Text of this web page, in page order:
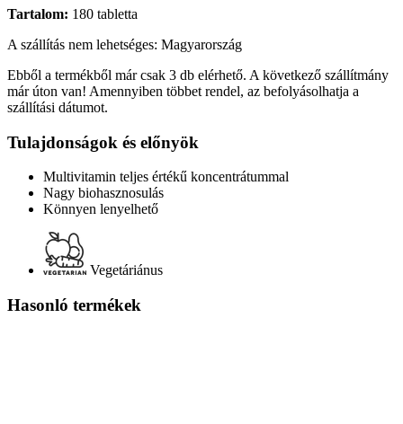
Tartalom: 180 tabletta
A szállítás nem lehetséges: Magyarország
Ebből a termékből már csak 3 db elérhető. A következő szállítmány
már úton van! Amennyiben többet rendel, az befolyásolhatja a
szállítási dátumot.
Tulajdonságok és előnyök
Multivitamin teljes értékű koncentrátummal
Nagy biohasznosulás
Könnyen lenyelhető
Vegetáriánus
Hasonló termékek